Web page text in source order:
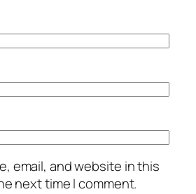
email, and website in this
next time I comment.